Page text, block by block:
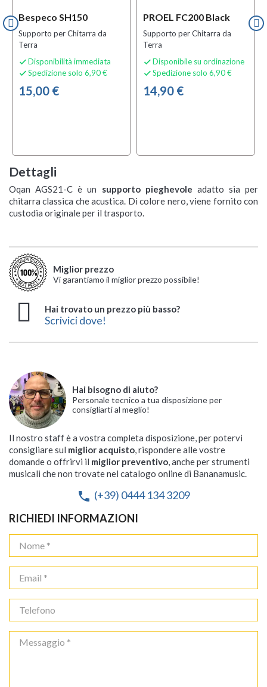
Bespeco SH150
Supporto per Chitarra da
Terra
 Disponibilità immediata
 Spedizione solo 6,90 €
15,00 €
PROEL FC200 Black
Supporto per Chitarra da
Terra
 Disponibile su ordinazione
 Spedizione solo 6,90 €
14,90 €
Dettagli
Oqan AGS21-C è un supporto pieghevole adatto sia per
chitarra classica che acustica. Di colore nero, viene fornito con
custodia originale per il trasporto.
Miglior prezzo
Vi garantiamo il miglior prezzo possibile!
Hai trovato un prezzo più basso?
Scrivici dove!
Hai bisogno di aiuto?
Personale tecnico a tua disposizione per
consigliarti al meglio!
Il nostro staff è a vostra completa disposizione, per potervi
consigliare sul miglior acquisto, rispondere alle vostre
domande o offrirvi il miglior preventivo, anche per strumenti
musicali che non trovate nel catalogo online di Bananamusic.
phone (+39) 0444 134 3209
RICHIEDI INFORMAZIONI